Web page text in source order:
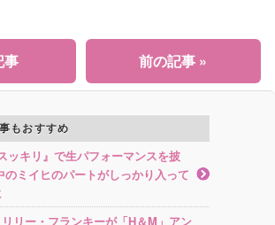
前の記事 »
事
もおすすめ
ッキリ』で生パフォーマンスを披
のミイヒのパートがしっかり入って
リー・フランキーが「H＆M」アン